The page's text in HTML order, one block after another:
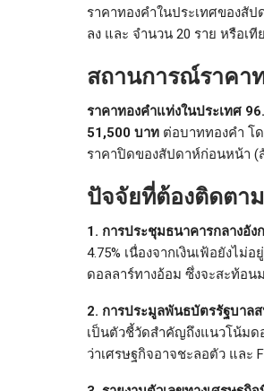
ราคาทองคำในประเทศของสั
ลง และ จำนวน 20 ราย หรือเ
สถานการณ์ราคา
ราคาทองคำแท่งในประเทศ
51,500 บาท ต่อบาททองคำ โ
ราคาปิดของสัปดาห์ก่อนหน้า
ปัจจัยที่ต้องติดตาม
1. การประชุมธนาคารกลางอัง
4.75% เนื่องจากเงินเฟ้อยังไ
ดอลลาร์ทางอ้อม ซึ่งจะสะท้อน
2. การประมูลพันธบัตรรัฐบาล
เป็นตัวชี้วัดสำคัญถึงแนวโน้มด
ว่าเศรษฐกิจอาจชะลอตัว และ